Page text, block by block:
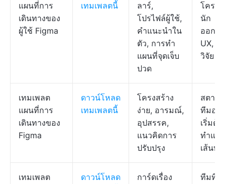
แผนที่การ
เดินทางของ
ผู้ใช้ Figma
เทมเพลตนี้
ลาร์,
โปรไฟล์ผู้ใช้,
คำแนะนำใน
ตัว, การทำ
แผนที่จุดเจ็บ
ปวด
โครง
นัก
ออกแ
UX, นั
วิจัย
เทมเพลต
แผนที่การ
เดินทางของ
Figma
ดาวน์โหลด
เทมเพลตนี้
โครงสร้าง
ง่าย, อารมณ์,
อุปสรรค,
แนวคิดการ
ปรับปรุง
สตาร์
ทีมอไ
เริ่มต้
ทำแผ
เส้นทา
เทมเพลต
ดาวน์โหลด
การ์ดเรื่อง
ทีมที่